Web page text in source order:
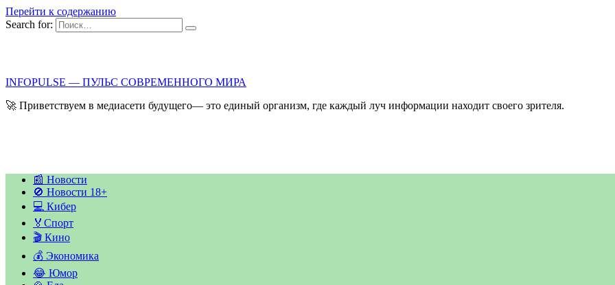
Перейти к содержанию
Search for:
INFOPULSE — ПУЛЬС СОВРЕМЕННОГО МИРА
🚀 Приветствуем в медиасети будущего— это единый организм, где каждый луч информации находит своего зрителя.
📰 Новости
🚫 Новости 18+
💻 Кибер
🏅Спорт
🎬 Кино
💰 Экономика
😂 Юмор